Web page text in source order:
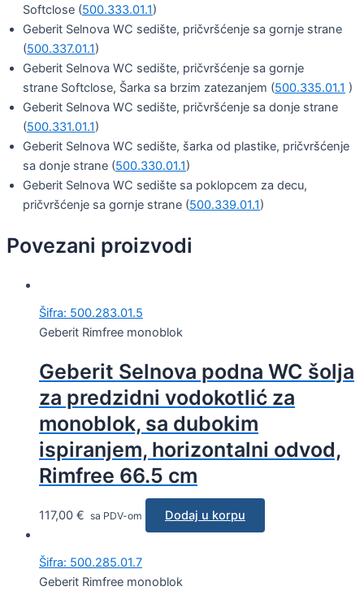
Softclose (500.333.01.1)
Geberit Selnova WC sedište, pričvršćenje sa gornje strane
(500.337.01.1)
Geberit Selnova WC sedište, pričvršćenje sa gornje
strane Softclose, Šarka sa brzim zatezanjem (500.335.01.1 )
Geberit Selnova WC sedište, pričvršćenje sa donje strane
(500.331.01.1)
Geberit Selnova WC sedište, šarka od plastike, pričvršćenje
sa donje strane (500.330.01.1)
Geberit Selnova WC sedište sa poklopcem za decu,
pričvršćenje sa gornje strane (500.339.01.1)
Povezani proizvodi
Šifra: 500.283.01.5
Geberit Rimfree monoblok
Geberit Selnova podna WC šolja
za predzidni vodokotlić za
monoblok, sa dubokim
ispiranjem, horizontalni odvod,
Rimfree 66.5 cm
117,00 € sa PDV-om Dodaj u korpu
Šifra: 500.285.01.7
Geberit Rimfree monoblok